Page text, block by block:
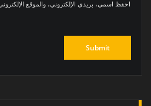
احفظ اسمي، بريدي الإلكتروني، والموقع